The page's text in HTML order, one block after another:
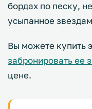
бордах по песку,
усыпанное
Вы можете купить
забронировать ее
цене.